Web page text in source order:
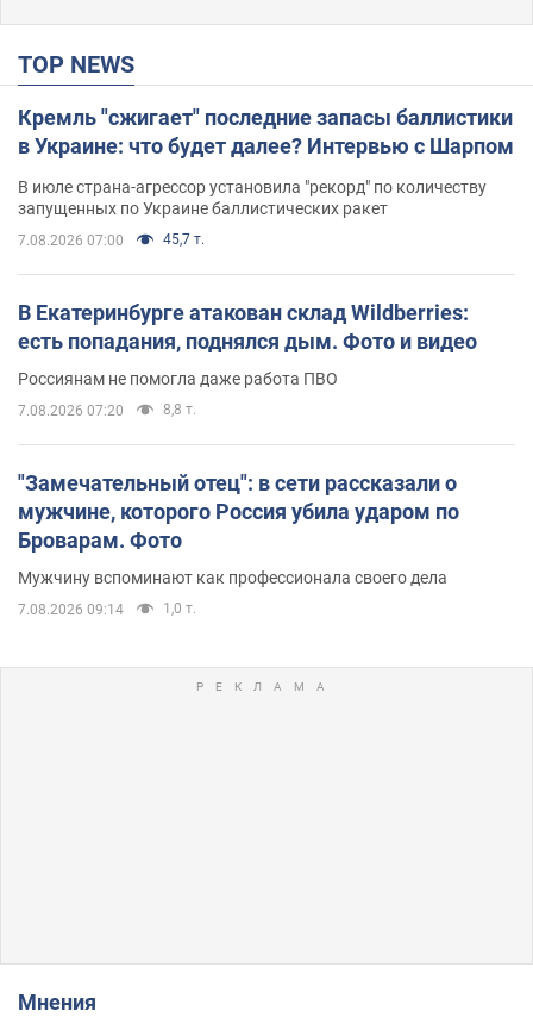
TOP NEWS
Кремль "сжигает" последние запасы баллистики
в Украине: что будет далее? Интервью с Шарпом
В июле страна-агрессор установила "рекорд" по количеству
запущенных по Украине баллистических ракет
7.08.2026 07:00 45,7 т.
В Екатеринбурге атакован склад Wildberries:
есть попадания, поднялся дым. Фото и видео
Россиянам не помогла даже работа ПВО
7.08.2026 07:20 8,8 т.
"Замечательный отец": в сети рассказали о
мужчине, которого Россия убила ударом по
Броварам. Фото
Мужчину вспоминают как профессионала своего дела
7.08.2026 09:14 1,0 т.
Мнения